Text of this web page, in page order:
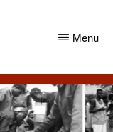
Menu